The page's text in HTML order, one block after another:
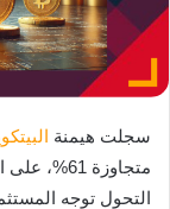
سجلت هيمنة
متجاوزة
التحول توجه